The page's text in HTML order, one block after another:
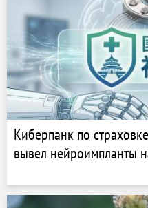
Киберпанк по
вывел нейроимпланты